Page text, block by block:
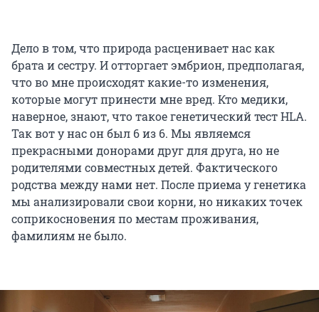
Дело в том, что природа расценивает нас как
брата и сестру. И отторгает эмбрион, предполагая,
что во мне происходят какие-то изменения,
которые могут принести мне вред. Кто медики,
наверное, знают, что такое генетический тест HLA.
Так вот у нас он был 6 из 6. Мы являемся
прекрасными донорами друг для друга, но не
родителями совместных детей. Фактического
родства между нами нет. После приема у генетика
мы анализировали свои корни, но никаких точек
соприкосновения по местам проживания,
фамилиям не было.